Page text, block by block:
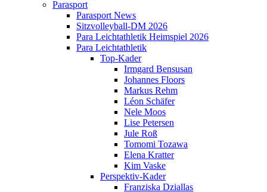
Parasport
Parasport News
Sitzvolleyball-DM 2026
Para Leichtathletik Heimspiel 2026
Para Leichtathletik
Top-Kader
Irmgard Bensusan
Johannes Floors
Markus Rehm
Léon Schäfer
Nele Moos
Lise Petersen
Jule Roß
Tomomi Tozawa
Elena Kratter
Kim Vaske
Perspektiv-Kader
Franziska Dziallas